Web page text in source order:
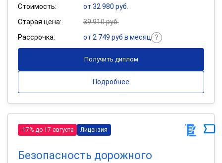
Стоимость:
от 32 980 руб.
Старая цена:
39 910 руб.
Рассрочка:
от 2 749 руб в месяц
Получить диплом
Подробнее
-17% до 17 августа Лицензия
Безопасность дорожного